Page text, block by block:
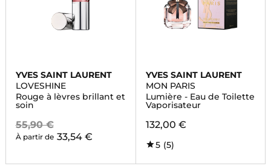
YVES SAINT LAURENT
LOVESHINE
Rouge à lèvres brillant et
soin
55,90 €
À partir de 33,54 €
YVES SAINT LAURENT
MON PARIS
Lumière - Eau de Toilette
Vaporisateur
132,00 €
5 (5)